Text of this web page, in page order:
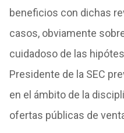
beneficios con dichas
casos, obviamente
cuidadoso de las
Presidente de la SEC
en el ámbito de la
ofertas públicas de